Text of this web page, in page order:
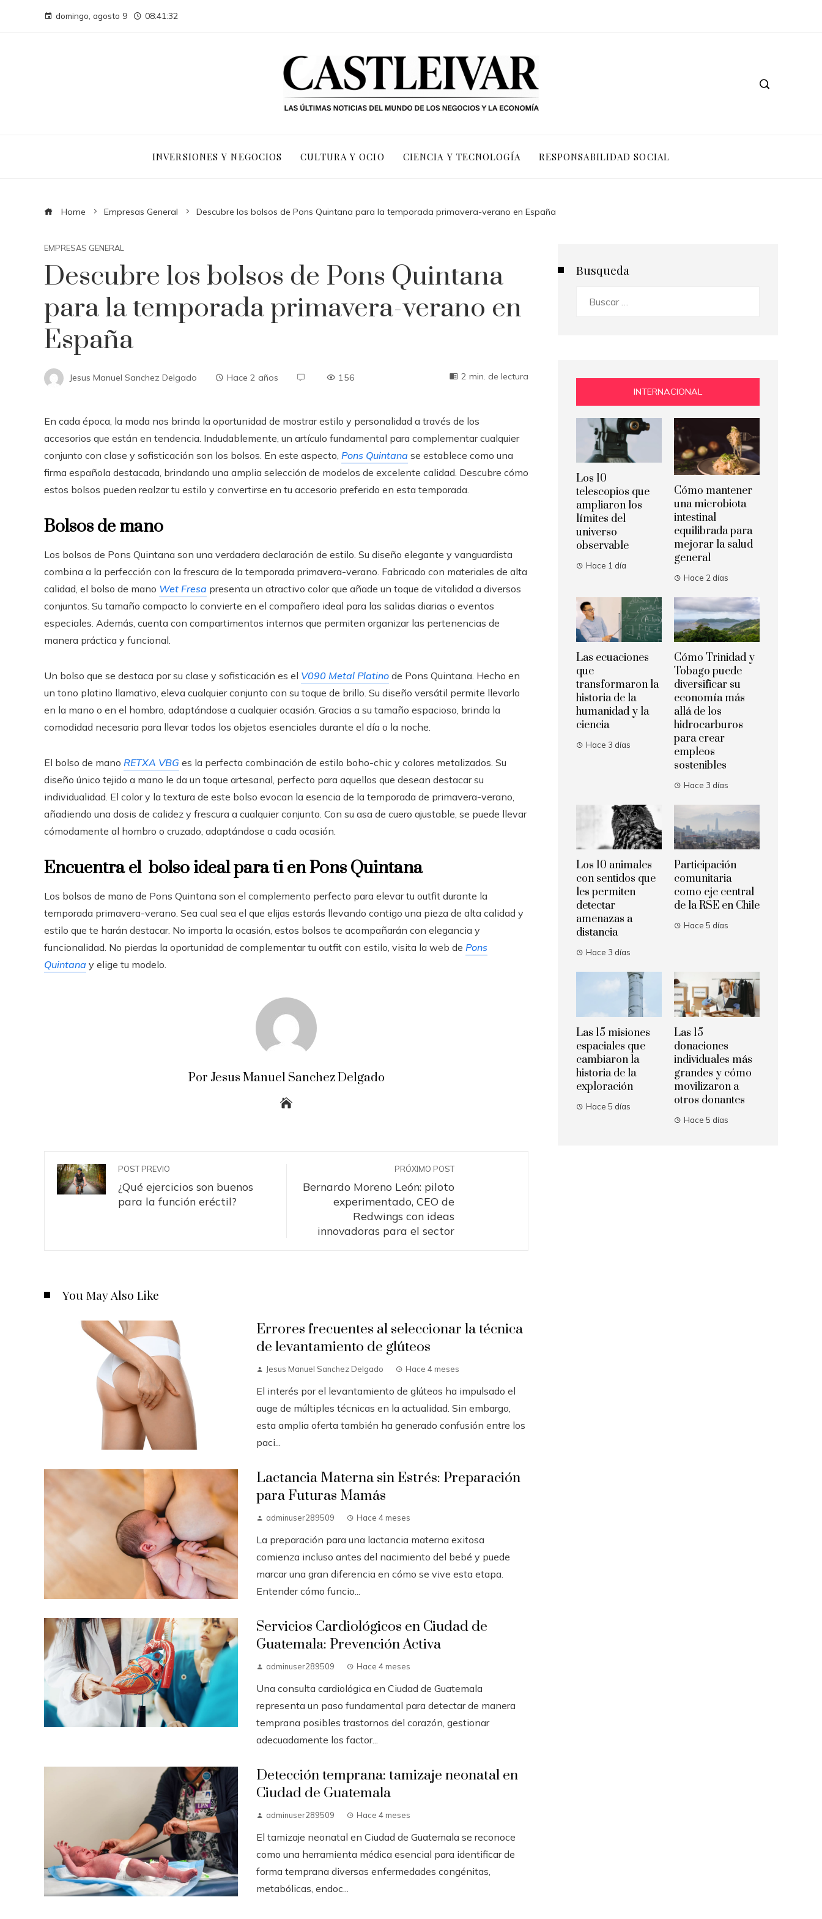
domingo, agosto 9 08:41:33
INVERSIONES Y NEGOCIOS CULTURA Y OCIO CIENCIA Y TECNOLOGÍA RESPONSABILIDAD SOCIAL
Home Empresas General Descubre los bolsos de Pons Quintana para la temporada primavera-verano en España
EMPRESAS GENERAL
Descubre los bolsos de Pons Quintana
para la temporada primavera-verano en
España
Jesus Manuel Sanchez Delgado Hace 2 años 156 2 min. de lectura
En cada época, la moda nos brinda la oportunidad de mostrar estilo y personalidad a través de los
accesorios que están en tendencia. Indudablemente, un artículo fundamental para complementar cualquier
conjunto con clase y sofisticación son los bolsos. En este aspecto, Pons Quintana se establece como una
firma española destacada, brindando una amplia selección de modelos de excelente calidad. Descubre cómo
estos bolsos pueden realzar tu estilo y convertirse en tu accesorio preferido en esta temporada.
Bolsos de mano
Los bolsos de Pons Quintana son una verdadera declaración de estilo. Su diseño elegante y vanguardista
combina a la perfección con la frescura de la temporada primavera-verano. Fabricado con materiales de alta
calidad, el bolso de mano Wet Fresa presenta un atractivo color que añade un toque de vitalidad a diversos
conjuntos. Su tamaño compacto lo convierte en el compañero ideal para las salidas diarias o eventos
especiales. Además, cuenta con compartimentos internos que permiten organizar las pertenencias de
manera práctica y funcional.
Un bolso que se destaca por su clase y sofisticación es el V090 Metal Platino de Pons Quintana. Hecho en
un tono platino llamativo, eleva cualquier conjunto con su toque de brillo. Su diseño versátil permite llevarlo
en la mano o en el hombro, adaptándose a cualquier ocasión. Gracias a su tamaño espacioso, brinda la
comodidad necesaria para llevar todos los objetos esenciales durante el día o la noche.
El bolso de mano RETXA VBG es la perfecta combinación de estilo boho-chic y colores metalizados. Su
diseño único tejido a mano le da un toque artesanal, perfecto para aquellos que desean destacar su
individualidad. El color y la textura de este bolso evocan la esencia de la temporada de primavera-verano,
añadiendo una dosis de calidez y frescura a cualquier conjunto. Con su asa de cuero ajustable, se puede llevar
cómodamente al hombro o cruzado, adaptándose a cada ocasión.
Encuentra el bolso ideal para ti en Pons Quintana
Los bolsos de mano de Pons Quintana son el complemento perfecto para elevar tu outfit durante la
temporada primavera-verano. Sea cual sea el que elijas estarás llevando contigo una pieza de alta calidad y
estilo que te harán destacar. No importa la ocasión, estos bolsos te acompañarán con elegancia y
funcionalidad. No pierdas la oportunidad de complementar tu outfit con estilo, visita la web de Pons
Quintana y elige tu modelo.
Por Jesus Manuel Sanchez Delgado
POST PREVIO
¿Qué ejercicios son buenos
para la función eréctil?
PRÓXIMO POST
Bernardo Moreno León: piloto
experimentado, CEO de
Redwings con ideas
innovadoras para el sector
You May Also Like
Errores frecuentes al seleccionar la técnica
de levantamiento de glúteos
Jesus Manuel Sanchez Delgado Hace 4 meses
El interés por el levantamiento de glúteos ha impulsado el
auge de múltiples técnicas en la actualidad. Sin embargo,
esta amplia oferta también ha generado confusión entre los
paci...
Lactancia Materna sin Estrés: Preparación
para Futuras Mamás
adminuser289509 Hace 4 meses
La preparación para una lactancia materna exitosa
comienza incluso antes del nacimiento del bebé y puede
marcar una gran diferencia en cómo se vive esta etapa.
Entender cómo funcio...
Servicios Cardiológicos en Ciudad de
Guatemala: Prevención Activa
adminuser289509 Hace 4 meses
Una consulta cardiológica en Ciudad de Guatemala
representa un paso fundamental para detectar de manera
temprana posibles trastornos del corazón, gestionar
adecuadamente los factor...
Detección temprana: tamizaje neonatal en
Ciudad de Guatemala
adminuser289509 Hace 4 meses
El tamizaje neonatal en Ciudad de Guatemala se reconoce
como una herramienta médica esencial para identificar de
forma temprana diversas enfermedades congénitas,
metabólicas, endoc...
Busqueda
INTERNACIONAL
Los 10
telescopios que
ampliaron los
límites del
universo
observable
Hace 1 día
Cómo mantener
una microbiota
intestinal
equilibrada para
mejorar la salud
general
Hace 2 días
Las ecuaciones
que
transformaron la
historia de la
humanidad y la
ciencia
Hace 3 días
Cómo Trinidad y
Tobago puede
diversificar su
economía más
allá de los
hidrocarburos
para crear
empleos
sostenibles
Hace 3 días
Los 10 animales
con sentidos que
les permiten
detectar
amenazas a
distancia
Hace 3 días
Participación
comunitaria
como eje central
de la RSE en Chile
Hace 5 días
Las 15 misiones
espaciales que
cambiaron la
historia de la
exploración
Hace 5 días
Las 15
donaciones
individuales más
grandes y cómo
movilizaron a
otros donantes
Hace 5 días